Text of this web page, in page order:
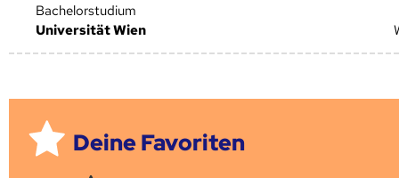
Bachelorstudium
Universität Wien
Deine Favoriten